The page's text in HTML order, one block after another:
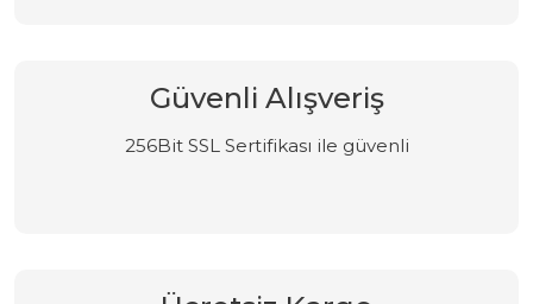
Güvenli Alışveriş
256Bit SSL Sertifikası ile güvenli